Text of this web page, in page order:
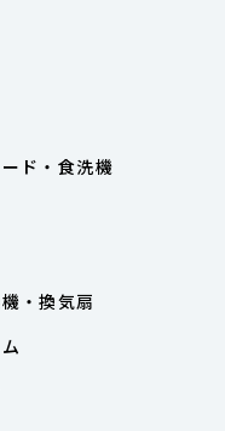
ド・食洗機
・換気扇